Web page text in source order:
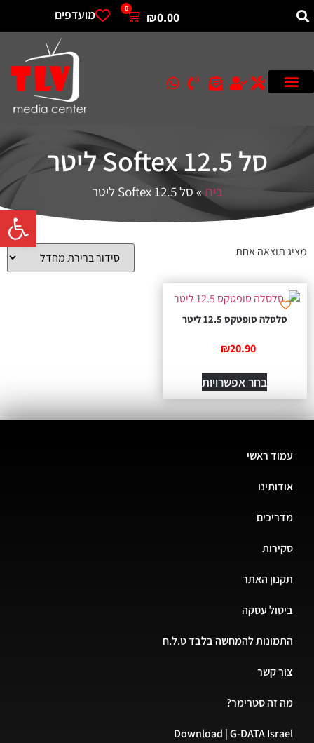
פתח
₪0.00
0 מועדפים
סל Softex 12.5 ליטר
בית»סל Softex 12.5 ליטר
מציג תוצאה אחת
סלסלה סופטקס 12.5 ליטר
₪20.90
בחר אפשרויות
עמוד ראשי
אודותינו
מדריכים
סקירות
תקנון האתר
ביטול עסקה
התמונות להמחשה בלבד ט.ל.ח
צור קשר
מה זה סטרימר?
Download | G-DATA Israel